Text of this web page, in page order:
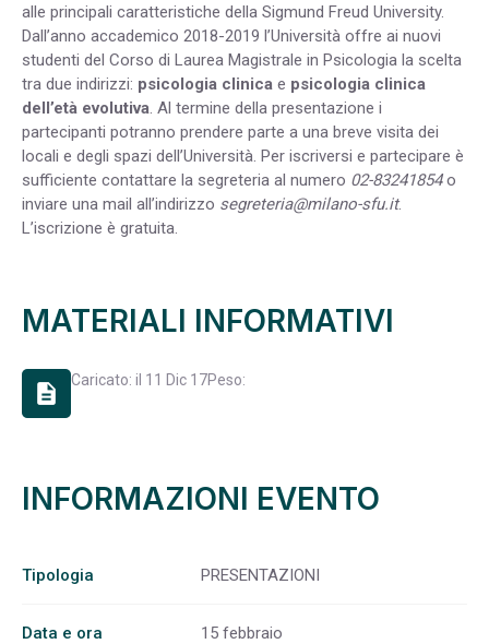
alle principali caratteristiche della Sigmund Freud University.
Dall’anno accademico 2018-2019 l’Università offre ai nuovi
studenti del Corso di Laurea Magistrale in Psicologia la scelta
tra due indirizzi: psicologia clinica e psicologia clinica
dell’età evolutiva. Al termine della presentazione i
partecipanti potranno prendere parte a una breve visita dei
locali e degli spazi dell’Università. Per iscriversi e partecipare è
sufficiente contattare la segreteria al numero 02-83241854o
inviare una mail all’indirizzo segreteria@milano-sfu.it.
L’iscrizione è gratuita.
MATERIALI INFORMATIVI
description Caricato: il 11 Dic 17Peso:
INFORMAZIONI EVENTO
Tipologia PRESENTAZIONI
Data e ora 15 febbraio